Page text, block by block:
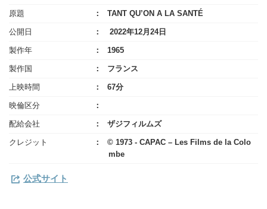
原題 TANT QU’ON A LA SANTÉ
公開日 2022年12月24日
製作年 1965
製作国 フランス
上映時間 67分
映倫区分
配給会社 ザジフィルムズ
クレジット
© 1973 - CAPAC – Les Films de la Colo
mbe
公式サイト